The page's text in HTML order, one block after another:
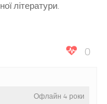
літератури.
0
Офлайн 4 роки